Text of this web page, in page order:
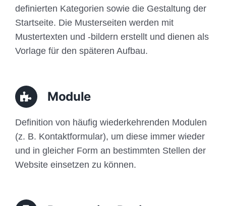
definierten Kategorien sowie die Gestaltung der
Startseite. Die Musterseiten werden mit
Mustertexten und -bildern erstellt und dienen als
Vorlage für den späteren Aufbau.
Module
Definition von häufig wiederkehrenden Modulen
(z. B. Kontaktformular), um diese immer wieder
und in gleicher Form an bestimmten Stellen der
Website einsetzen zu können.